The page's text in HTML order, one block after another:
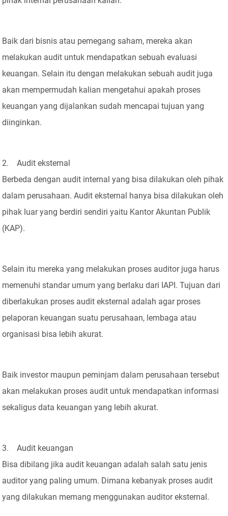
Baik dari bisnis atau pemegang saham, mereka akan
melakukan audit untuk mendapatkan sebuah evaluasi
keuangan. Selain itu dengan melakukan sebuah audit juga
akan mempermudah kalian mengetahui apakah proses
keuangan yang dijalankan sudah mencapai tujuan yang
diinginkan.
2. Audit eksternal
Berbeda dengan audit internal yang bisa dilakukan oleh pihak
dalam perusahaan. Audit eksternal hanya bisa dilakukan oleh
pihak luar yang berdiri sendiri yaitu Kantor Akuntan Publik
(KAP).
Selain itu mereka yang melakukan proses auditor juga harus
memenuhi standar umum yang berlaku dari IAPI. Tujuan dari
diberlakukan proses audit eksternal adalah agar proses
pelaporan keuangan suatu perusahaan, lembaga atau
organisasi bisa lebih akurat.
Baik investor maupun peminjam dalam perusahaan tersebut
akan melakukan proses audit untuk mendapatkan informasi
sekaligus data keuangan yang lebih akurat.
3. Audit keuangan
Bisa dibilang jika audit keuangan adalah salah satu jenis
auditor yang paling umum. Dimana kebanyak proses audit
yang dilakukan memang menggunakan auditor eksternal.